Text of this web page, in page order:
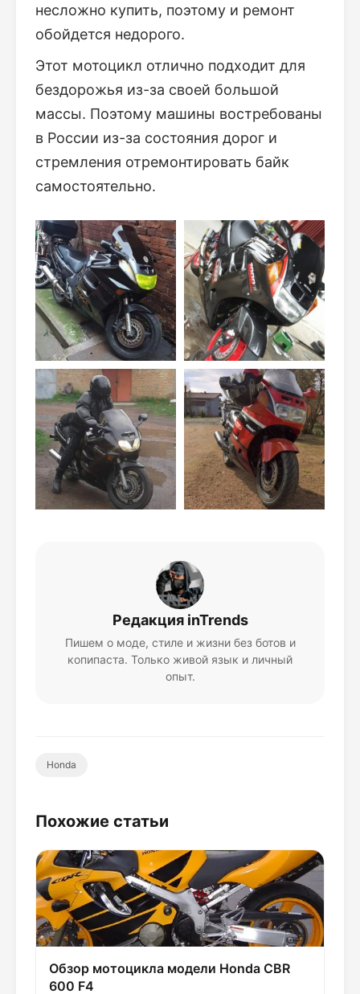
несложно купить, поэтому и ремонт
обойдется недорого.
Этот мотоцикл отлично подходит для
бездорожья из-за своей большой
массы. Поэтому машины востребованы
в России из-за состояния дорог и
стремления отремонтировать байк
самостоятельно.
Редакция inTrends
Пишем о моде, стиле и жизни без ботов и
копипаста. Только живой язык и личный
опыт.
Honda
Похожие статьи
Обзор мотоцикла модели Honda CBR
600 F4